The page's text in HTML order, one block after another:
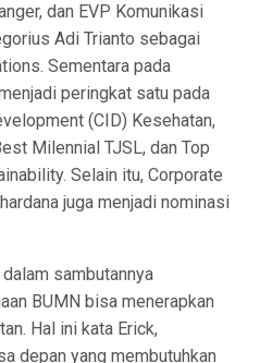
dan EVP Komunikasi
Adi Trianto sebagai
Sementara pada
peringkat satu pada
(CID) Kesehatan,
Milennial TJSL, dan Top
Selain itu, Corporate
juga menjadi nominasi
sambutannya
BUMN bisa menerapkan
Hal ini kata Erick,
depan yang membutuhkan